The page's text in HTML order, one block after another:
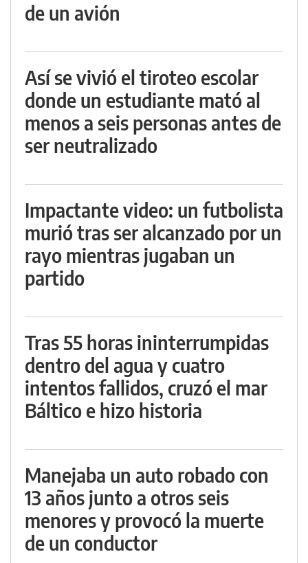
de un avión
Así se vivió el tiroteo escolar
donde un estudiante mató al
menos a seis personas antes de
ser neutralizado
Impactante video: un futbolista
murió tras ser alcanzado por un
rayo mientras jugaban un
partido
Tras 55 horas ininterrumpidas
dentro del agua y cuatro
intentos fallidos, cruzó el mar
Báltico e hizo historia
Manejaba un auto robado con
13 años junto a otros seis
menores y provocó la muerte
de un conductor